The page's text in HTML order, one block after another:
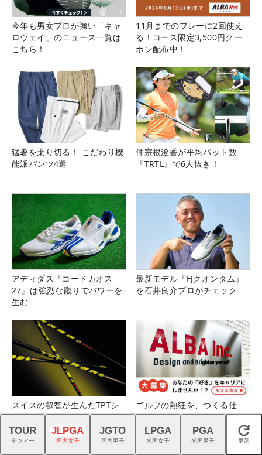
今年も男女プロが強い「キャ
ロウェイ」のニュース一覧は
こちら！
11月までのプレーに2回使え
る！コース限定3,500円クー
ポン配布中！
猛暑を乗り切る！ こだわり機
能派パンツ4選
仲宗根澄香が平均パット数
『TRTL』で6人抜き！
アディダス『コードカオス
27』は強烈な蹴りでパワーを
生む
最新モデル『FJクオンタム』
を石井良介プロがチェック
スイスの叡智が生んだTPTシ
ャフトで、ゴルフを異次元の
世界へ
ゴルフの熱狂を、つくる仕
事。｜スタッフ募集中
閉じる
TOUR
全ツアー
JLPGA
国内女子
JGTO
国内男子
LPGA
米国女子
PGA
米国男子 更新